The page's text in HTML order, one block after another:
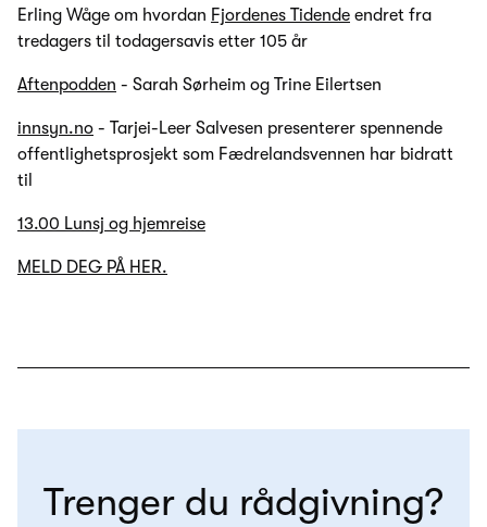
Erling Wåge om hvordan Fjordenes Tidende endret fra
tredagers til todagersavis etter 105 år
Aftenpodden - Sarah Sørheim og Trine Eilertsen
innsyn.no - Tarjei-Leer Salvesen presenterer spennende
offentlighetsprosjekt som Fædrelandsvennen har bidratt
til
13.00 Lunsj og hjemreise
MELD DEG PÅ HER.
Trenger du rådgivning?